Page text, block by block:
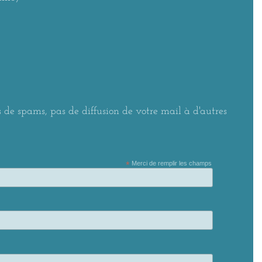
de spams, pas de diffusion de votre mail à d'autres
* Merci de remplir les champs